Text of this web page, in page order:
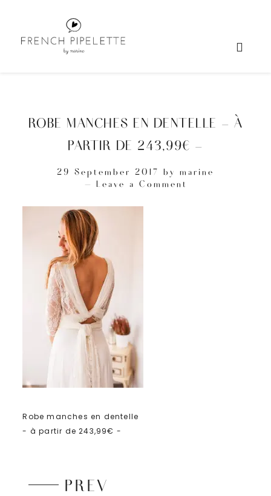
ROBE MANCHES EN DENTELLE – À
PARTIR DE 243,99€ –
29 September 2017 by marine
Leave a Comment
Robe manches en dentelle
- à partir de 243,99€ -
PREV